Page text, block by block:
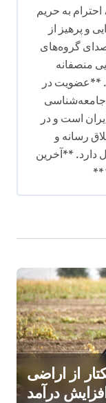
به حریم
و پرهیز از
گروه‌های
منصفانه
**عضویت در
است و در
رسانه و
دارد. **آخرین
در ۱۳۰۰ هکتار از اراضی
درآمد